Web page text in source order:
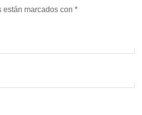
marcados con *